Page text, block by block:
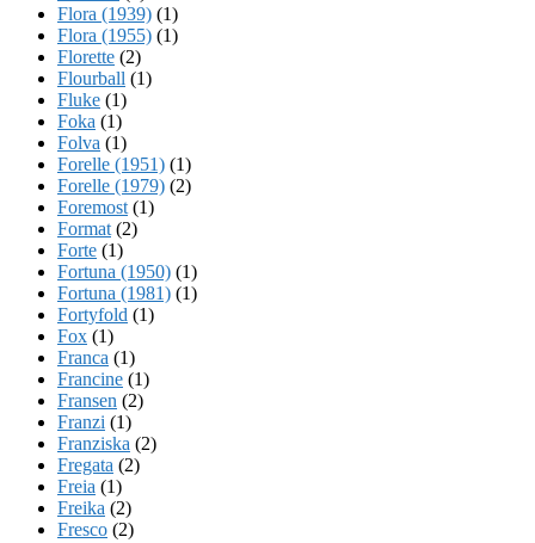
Flora (1939) (1)
Flora (1955) (1)
Florette (2)
Flourball (1)
Fluke (1)
Foka (1)
Folva (1)
Forelle (1951) (1)
Forelle (1979) (2)
Foremost (1)
Format (2)
Forte (1)
Fortuna (1950) (1)
Fortuna (1981) (1)
Fortyfold (1)
Fox (1)
Franca (1)
Francine (1)
Fransen (2)
Franzi (1)
Franziska (2)
Fregata (2)
Freia (1)
Freika (2)
Fresco (2)